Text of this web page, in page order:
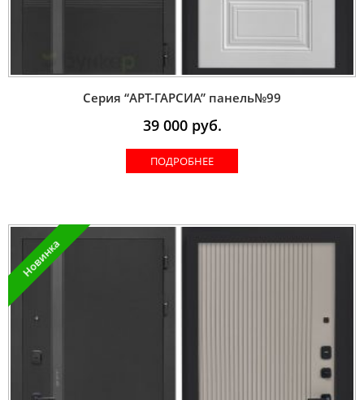
Серия “AРT-ГАРСИА” панель№99
39 000руб.
ПОДРОБНЕЕ
Новинка